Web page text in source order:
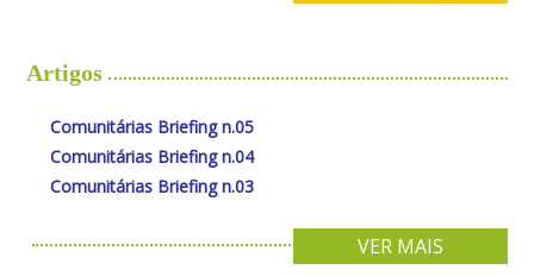
Artigos
Comunitárias Briefing n.05
Comunitárias Briefing n.04
Comunitárias Briefing n.03
VER MAIS